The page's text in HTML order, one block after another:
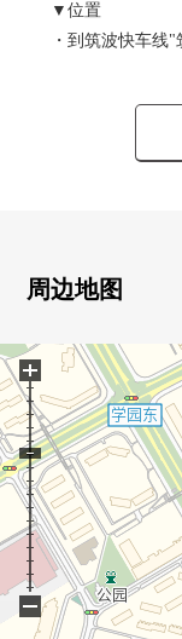
▼位置
・到筑波快车线
・步行10分钟的
・327户总户数
・不在时，也可
▼房间的特徴
・实际使用面积
・ 西南×西北边角
・与家族的会话
・用洗碗机减轻
・便于厨房垃圾
・在浴室换气干
▼周边环境
・到绿丰富的竹
周边地图
+
−